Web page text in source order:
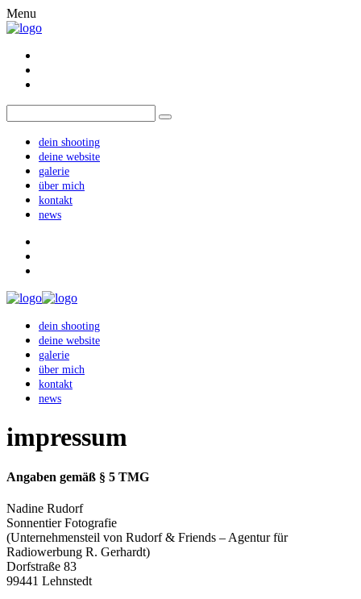
Menu
dein shooting
deine website
galerie
über mich
kontakt
news
dein shooting
deine website
galerie
über mich
kontakt
news
impressum
Angaben gemäß § 5 TMG
Nadine Rudorf
Sonnentier Fotografie
(Unternehmensteil von Rudorf & Friends – Agentur für
Radiowerbung R. Gerhardt)
Dorfstraße 83
99441 Lehnstedt